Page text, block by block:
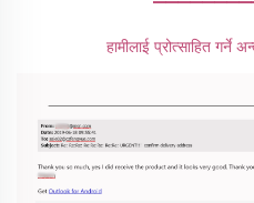
हामीलाई प्रोत्साहित गर्ने